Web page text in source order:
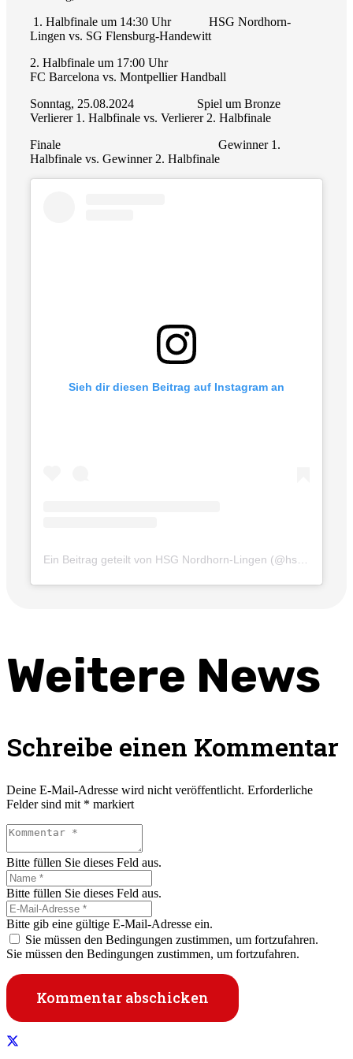
1. Halbfinale um 14:30 UhrHSG Nordhorn-
Lingen vs. SG Flensburg-Handewitt
2. Halbfinale um 17:00 Uhr
FC Barcelona vs. Montpellier Handball
Sonntag, 25.08.2024 Spiel um Bronze
Verlierer 1. Halbfinale vs. Verlierer 2. Halbfinale
Finale Gewinner 1.
Halbfinale vs. Gewinner 2. Halbfinale
Sieh dir diesen Beitrag auf Instagram an
Weitere News
Schreibe einen Kommentar
Deine E-Mail-Adresse wird nicht veröffentlicht. Erforderliche
Felder sind mit * markiert
Bitte füllen Sie dieses Feld aus.
Bitte füllen Sie dieses Feld aus.
Bitte gib eine gültige E-Mail-Adresse ein.
Sie müssen den Bedingungen zustimmen, um fortzufahren.
Sie müssen den Bedingungen zustimmen, um fortzufahren.
Kommentar abschicken